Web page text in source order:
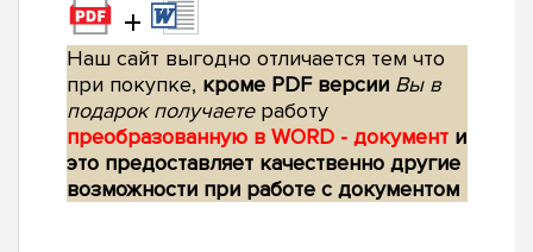
+
Наш сайт выгодно отличается тем что
при покупке, кроме PDF версии Вы в
подарок получаетеработу
преобразованную в WORD - документ и
это предоставляет качественно другие
возможности при работе с документом